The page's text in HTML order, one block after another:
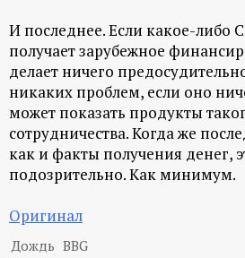
И последнее. Если какое-либо
получает зарубежное
делает ничего
никаких проблем, если оно
может показать продукты
сотрудничества. Когда же
как и факты получения денег,
подозрительно. Как минимум.
Оригинал
Дождь BBG